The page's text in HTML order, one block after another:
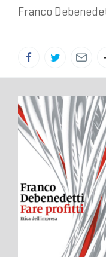
Franco